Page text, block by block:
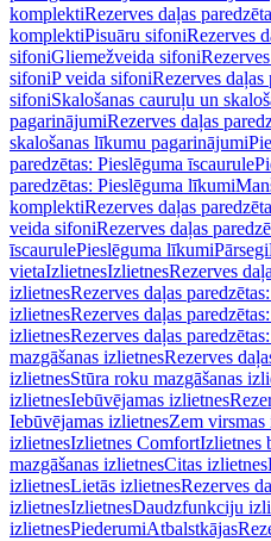
komplektiRezerves daļas
komplektiPisuāru sifoniRezerves
sifoniGliemežveida sifoni
sifoniP veida sifoniRezerves daļas
sifoniSkalošanas cauruļu un
pagarinājumiRezerves daļas
skalošanas līkumu pagarinājumi
paredzētas: Pieslēguma īscaurule
paredzētas: Pieslēguma līkumi
komplektiRezerves daļas
veida sifoniRezerves daļas
īscaurulePieslēguma līkumiPārsegi
vietaIzlietnesIzlietnesRezerves
izlietnesRezerves daļas
izlietnesRezerves daļas
izlietnesRezerves daļas
mazgāšanas izlietnesRezerves
izlietnesStūra roku mazgāšanas
izlietnesIebūvējamas izlietnes
Iebūvējamas izlietnesZem virsmas
izlietnesIzlietnes ComfortIzlietnes
mazgāšanas izlietnesCitas izlietnes
izlietnesLietās izlietnesRezerves
izlietnesIzlietnesDaudzfunkciju
izlietnesPiederumiAtbalstkājas